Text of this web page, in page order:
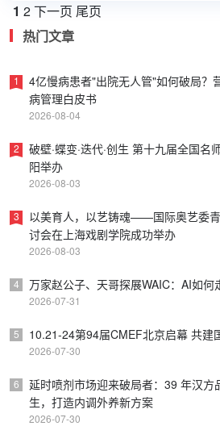
1 2下一页 尾页
热门文章
4亿慢病患者"出院无人管"如何破局？
病管理白皮书
2026-08-04
1
破壁·蝶变·迭代·创生 第十九届全国
阳举办
2026-08-03
2
以美育人，以艺铸魂——国际奥艺委
讨会在上海戏剧学院成功举办
2026-08-03
3
万家赵公子、天哥探展WAIC：AI如何
2026-07-31
4
10.21-24第94届CMEF北京启幕 共建
2026-07-30
5
延时喷剂市场迎来破局者：39 年汉方
生，打造内调外养新方案
2026-07-30
6